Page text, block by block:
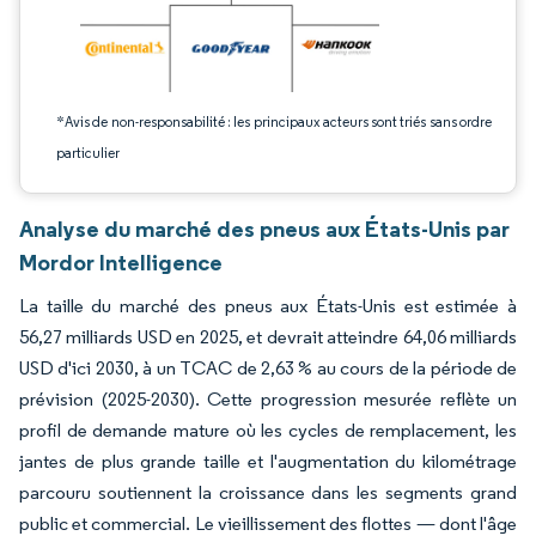
*Avis de non-responsabilité : les principaux acteurs sont triés sans ordre
particulier
Analyse du marché des pneus aux États-Unis par
Mordor Intelligence
La taille du marché des pneus aux États-Unis est estimée à
56,27 milliards USD en 2025, et devrait atteindre 64,06 milliards
USD d'ici 2030, à un TCAC de 2,63 % au cours de la période de
prévision (2025-2030). Cette progression mesurée reflète un
profil de demande mature où les cycles de remplacement, les
jantes de plus grande taille et l'augmentation du kilométrage
parcouru soutiennent la croissance dans les segments grand
public et commercial. Le vieillissement des flottes — dont l'âge